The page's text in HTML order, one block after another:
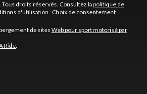
droits réservés. Consultez la politique de
d'utilisation. Choix de consentement.
de sitesWeb pour sport motorisé par
Ride.